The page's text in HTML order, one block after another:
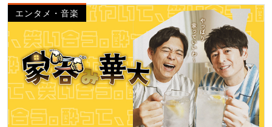
エンタメ・音楽